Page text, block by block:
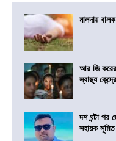
মালদায়
আর জি করের
স্বাস্থ্য
দশ ঘন্টা পর
সহায়ক